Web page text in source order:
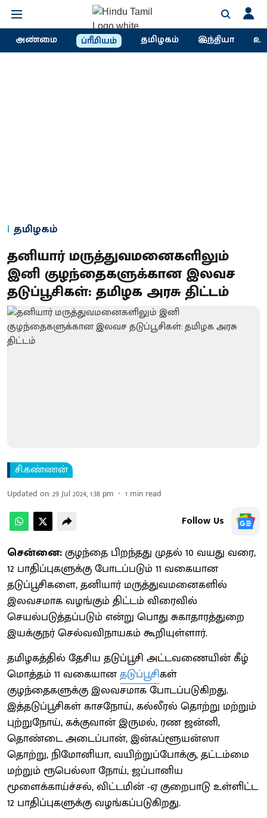
அண்மை ப்ரீமியம் தமிழகம் இந்தியா
தமிழகம்
தனியார் மருத்துவமனைகளிலும்
இனி குழந்தைகளுக்கான இலவச
தடுப்பூசிகள்: தமிழக அரசு திட்டம்
சி.கண்ணன்
Updated on:29 Jul 2024, 1:38 pm 1 min read
Follow Us
சென்னை:குழந்தை பிறந்தது முதல் 10 வயது வரை,
12 பாதிப்புகளுக்கு போடப்படும் 11 வகையான
தடுப்பூசிகளை, தனியார் மருத்துவமனைகளில்
இலவசமாக வழங்கும் திட்டம் விரைவில்
செயல்படுத்தப்படும் என்று பொது சுகாதாரத்துறை
இயக்குநர் செல்வவிநாயகம் கூறியுள்ளார்.
தமிழகத்தில் தேசிய தடுப்பூசி அட்டவணையின் கீழ்
மொத்தம் 11 வகையானதடுப்பூசிகள்
குழந்தைகளுக்கு இலவசமாக போடப்படுகிறது.
இத்தடுப்பூசிகள் காசநோய், கல்லீரல் தொற்று மற்றும்
புற்றுநோய், கக்குவான் இருமல், ரண ஜன்னி,
தொண்டை அடைப்பான், இன்ஃப்ளூயன்ஸா
தொற்று, நிமோனியா, வயிற்றுப்போக்கு, தட்டம்மை
மற்றும் ரூபெல்லா நோய், ஜப்பானிய
மூளைக்காய்ச்சல், விட்டமின் -ஏ குறைபாடு உள்ளிட்ட
12 பாதிப்புகளுக்கு வழங்கப்படுகிறது.